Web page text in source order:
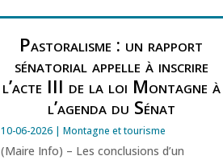
Pastoralisme : un rapport
sénatorial appelle à inscrire
l’acte III de la loi Montagne à
l’agenda du Sénat
10-06-2026| Montagne et tourisme
(Maire Info) – Les conclusions d’un